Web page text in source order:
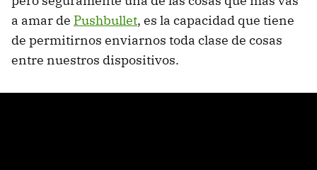
a amar de Pushbullet, es la capacidad que tiene
de permitirnos enviarnos toda clase de cosas
entre nuestros dispositivos.